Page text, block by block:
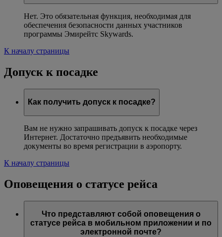
Нет. Это обязательная функция, необходимая для
обеспечения безопасности данных участников
программы Эмирейтс Skywards.
К началу страницы
Допуск к посадке
Как получить допуск к посадке?
Вам не нужно запрашивать допуск к посадке через
Интернет. Достаточно предъявить необходимые
документы во время регистрации в аэропорту.
К началу страницы
Оповещения о статусе рейса
Что представляют собой оповещения о
статусе рейса в мобильном приложении и по
электронной почте?